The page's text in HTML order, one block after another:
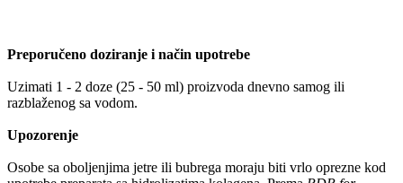
Preporučeno doziranje i način upotrebe
Uzimati 1 - 2 doze (25 - 50 ml) proizvoda dnevno samog ili
razblaženog sa vodom.
Upozorenje
Osobe sa oboljenjima jetre ili bubrega moraju biti vrlo oprezne kod